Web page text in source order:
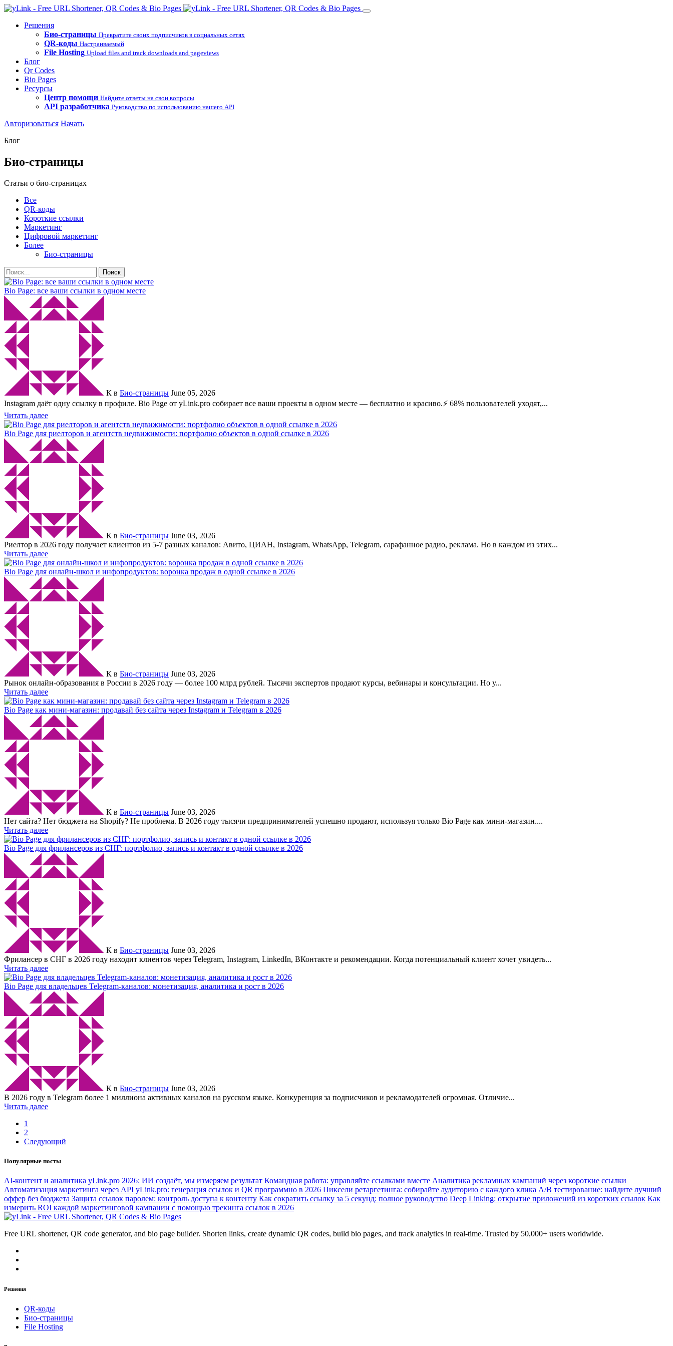
Решения
Био-страницы Превратите своих подписчиков в социальных сетях
QR-коды Настраиваемый
File Hosting Upload files and track downloads and pageviews
Блог
Qr Codes
Bio Pages
Ресурсы
Центр помощи Найдите ответы на свои вопросы
API разработчика Руководство по использованию нашего API
Авторизоваться Начать
Блог
Био-страницы
Статьи о био-страницах
Все
QR-коды
Короткие ссылки
Маркетинг
Цифровой маркетинг
Более
Био-страницы
Поиск
Bio Page: все ваши ссылки в одном месте
К в Био-страницы June 05, 2026
Instagram даёт одну ссылку в профиле. Bio Page от yLink.pro собирает все ваши проекты в одном месте — бесплатно и красиво.⚡ 68% пользователей уходят,...
Читать далее
Bio Page для риелторов и агентств недвижимости: портфолио объектов в одной ссылке в 2026
К в Био-страницы June 03, 2026
Риелтор в 2026 году получает клиентов из 5-7 разных каналов: Авито, ЦИАН, Instagram, WhatsApp, Telegram, сарафанное радио, реклама. Но в каждом из этих...
Читать далее
Bio Page для онлайн-школ и инфопродуктов: воронка продаж в одной ссылке в 2026
К в Био-страницы June 03, 2026
Рынок онлайн-образования в России в 2026 году — более 100 млрд рублей. Тысячи экспертов продают курсы, вебинары и консультации. Но у...
Читать далее
Bio Page как мини-магазин: продавай без сайта через Instagram и Telegram в 2026
К в Био-страницы June 03, 2026
Нет сайта? Нет бюджета на Shopify? Не проблема. В 2026 году тысячи предпринимателей успешно продают, используя только Bio Page как мини-магазин....
Читать далее
Bio Page для фрилансеров из СНГ: портфолио, запись и контакт в одной ссылке в 2026
К в Био-страницы June 03, 2026
Фрилансер в СНГ в 2026 году находит клиентов через Telegram, Instagram, LinkedIn, ВКонтакте и рекомендации. Когда потенциальный клиент хочет увидеть...
Читать далее
Bio Page для владельцев Telegram-каналов: монетизация, аналитика и рост в 2026
К в Био-страницы June 03, 2026
В 2026 году в Telegram более 1 миллиона активных каналов на русском языке. Конкуренция за подписчиков и рекламодателей огромная. Отличие...
Читать далее
1
2
Следующий
Популярные посты
AI-контент и аналитика yLink.pro 2026: ИИ создаёт, мы измеряем результат Командная работа: управляйте ссылками вместе Аналитика рекламных кампаний через короткие ссылки
Автоматизация маркетинга через API yLink.pro: генерация ссылок и QR программно в 2026 Пиксели ретаргетинга: собирайте аудиторию с каждого клика A/B тестирование: найдите лучший
оффер без бюджета Защита ссылок паролем: контроль доступа к контенту Как сократить ссылку за 5 секунд: полное руководство Deep Linking: открытие приложений из коротких ссылок Как
измерить ROI каждой маркетинговой кампании с помощью трекинга ссылок в 2026
Free URL shortener, QR code generator, and bio page builder. Shorten links, create dynamic QR codes, build bio pages, and track analytics in real-time. Trusted by 50,000+ users worldwide.
Решения
QR-коды
Био-страницы
File Hosting